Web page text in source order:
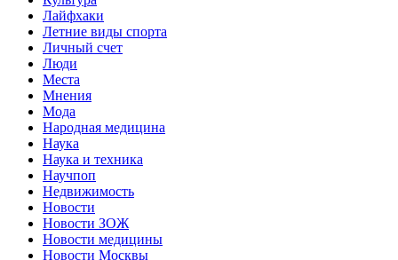
Лайфхаки
Летние виды спорта
Личный счет
Люди
Места
Мнения
Мода
Народная медицина
Наука
Наука и техника
Научпоп
Недвижимость
Новости
Новости ЗОЖ
Новости медицины
Новости Москвы